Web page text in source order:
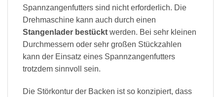
Spannzangenfutters sind nicht erforderlich. Die
Drehmaschine kann auch durch einen
Stangenlader bestückt werden. Bei sehr kleinen
Durchmessern oder sehr großen Stückzahlen
kann der Einsatz eines Spannzangenfutters
trotzdem sinnvoll sein.
Die Störkontur der Backen ist so konzipiert, dass